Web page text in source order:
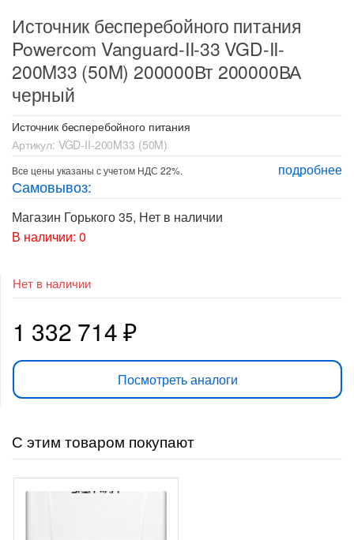
Источник бесперебойного питания
Powercom Vanguard-II-33 VGD-II-
200M33 (50M) 200000Вт 200000ВА
черный
Источник бесперебойного питания
Артикул: VGD-II-200M33 (50M)
подробнее
Все цены указаны с учетом НДС 22%.
Самовывоз:
Магазин Горького 35, Нет в наличии
В наличии: 0
Нет в наличии
1 332 714₽
Посмотреть аналоги
С этим товаром покупают